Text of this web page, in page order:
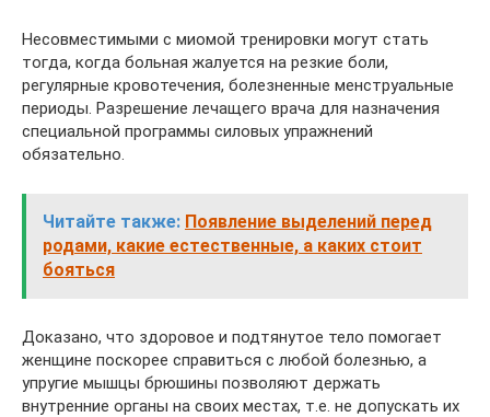
Несовместимыми с миомой тренировки могут стать
тогда, когда больная жалуется на резкие боли,
регулярные кровотечения, болезненные менструальные
периоды. Разрешение лечащего врача для назначения
специальной программы силовых упражнений
обязательно.
Читайте также: Появление выделений перед
родами, какие естественные, а каких стоит
бояться
Доказано, что здоровое и подтянутое тело помогает
женщине поскорее справиться с любой болезнью, а
упругие мышцы брюшины позволяют держать
внутренние органы на своих местах, т.е. не допускать их